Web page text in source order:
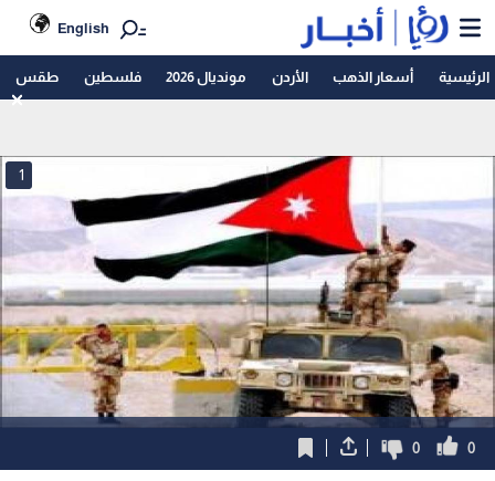
English
الرئيسية أسعار الذهب الأردن مونديال 2026 فلسطين طقس
1
0
0